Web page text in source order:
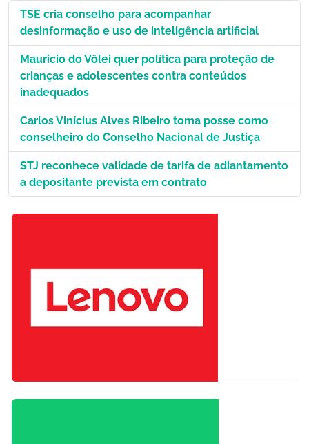
TSE cria conselho para acompanhar
desinformação e uso de inteligência artificial
Mauricio do Vôlei quer política para proteção de
crianças e adolescentes contra conteúdos
inadequados
Carlos Vinícius Alves Ribeiro toma posse como
conselheiro do Conselho Nacional de Justiça
STJ reconhece validade de tarifa de adiantamento
a depositante prevista em contrato